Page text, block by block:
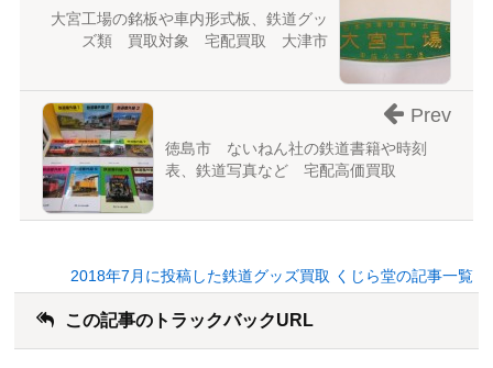
大宮工場の銘板や車内形式板、鉄道グッ
ズ類 買取対象 宅配買取 大津市
徳島市 ないねん社の鉄道書籍や時刻
表、鉄道写真など 宅配高価買取
Prev
2018年7月に投稿した鉄道グッズ買取 くじら堂の記事一覧
この記事のトラックバックURL